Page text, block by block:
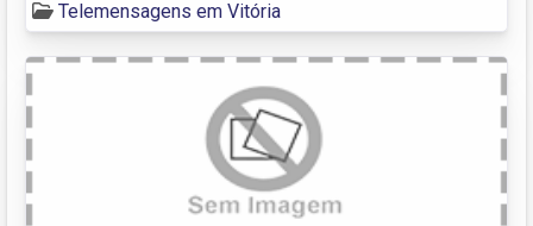
Telemensagens em Vitória